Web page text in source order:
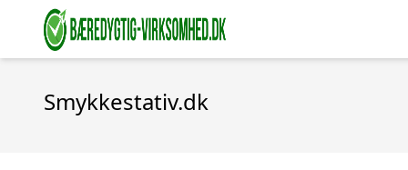
Smykkestativ.dk